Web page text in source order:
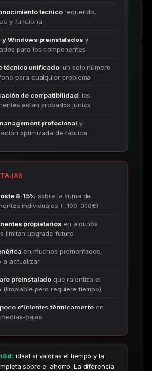
técnico requerido,
y funciona
y Windows preinstalados y
para los componentes
técnico unificado: un solo número
para cualquier problema
de compatibilidad: los
están probados juntos
profesional y
optimizada de fábrica
8-15% sobre la suma de
individuales (~100-300€)
propietarios en algunos
limitan upgrade futuro
en muchos premontados,
a actualizar
preinstalado que ralentiza el
(limpiable pero requiere tiempo)
eficientes térmicamente en
bajas
ideal si valoras el tiempo y la
sobre el ahorro. La diferencia